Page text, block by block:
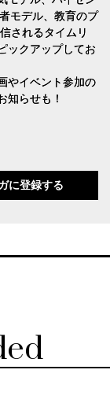
モデル、教育のプ
されるタイムリ
ックアップしてお
やイベント参加の
知らせも！
に登録する